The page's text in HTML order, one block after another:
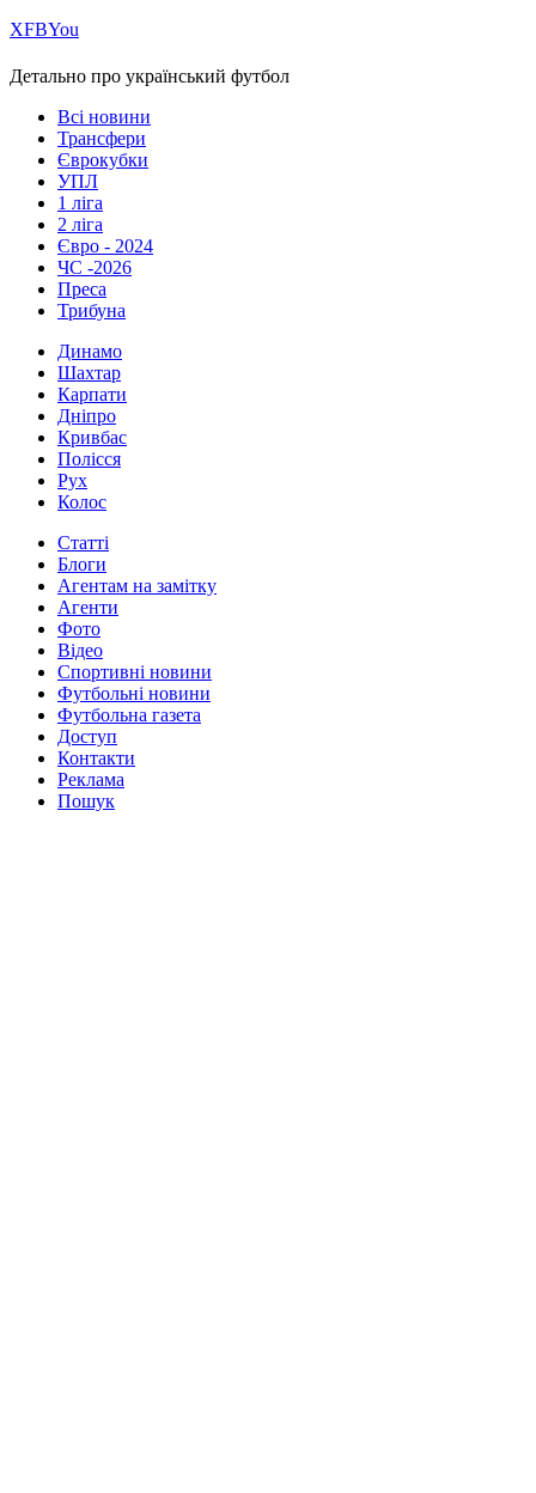
ХFBYou
Детально про український футбол
Всі новини
Трансфери
Єврокубки
УПЛ
1 ліга
2 ліга
Євро - 2024
ЧС -2026
Преса
Трибуна
Динамо
Шахтар
Карпати
Дніпро
Кривбас
Полісся
Рух
Колос
Статті
Блоги
Агентам на замітку
Агенти
Фото
Відео
Спортивні новини
Футбольні новини
Футбольна газета
Доступ
Контакти
Реклама
Пошук